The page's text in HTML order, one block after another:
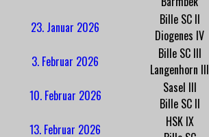
23. Januar 2026
Bille SC II
Diogenes IV
3. Februar 2026
Bille SC III
Langenhorn III
10. Februar 2026
Sasel III
Bille SC II
13. Februar 2026
HSK IX